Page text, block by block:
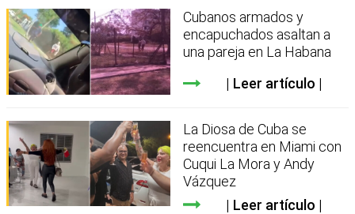
Cubanos armados y
encapuchados asaltan a
una pareja en La Habana
Leer artículo
La Diosa de Cuba se
reencuentra en Miami con
Cuqui La Mora y Andy
Vázquez
Leer artículo